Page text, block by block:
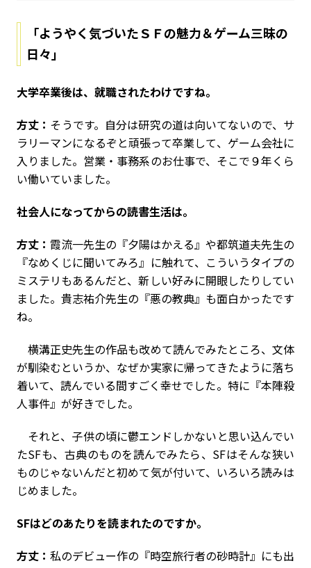
「ようやく気づいたＳＦの魅力＆ゲーム三昧の
日々」
――大学卒業後は、就職されたわけですね。
方丈： そうです。自分は研究の道は向いてないので、サ
ラリーマンになるぞと頑張って卒業して、ゲーム会社に
入りました。営業・事務系のお仕事で、そこで９年くら
い働いていました。
――社会人になってからの読書生活は。
方丈： 霞流一先生の『夕陽はかえる』や都筑道夫先生の
『なめくじに聞いてみろ』に触れて、こういうタイプの
ミステリもあるんだと、新しい好みに開眼したりしてい
ました。貴志祐介先生の『悪の教典』も面白かったです
ね。
横溝正史先生の作品も改めて読んでみたところ、文体
が馴染むというか、なぜか実家に帰ってきたように落ち
着いて、読んでいる間すごく幸せでした。特に『本陣殺
人事件』が好きでした。
それと、子供の頃に鬱エンドしかないと思い込んでい
たSFも、古典のものを読んでみたら、SFはそんな狭い
ものじゃないんだと初めて気が付いて、いろいろ読みは
じめました。
――SFはどのあたりを読まれたのですか。
方丈： 私のデビュー作の『時空旅行者の砂時計』にも出